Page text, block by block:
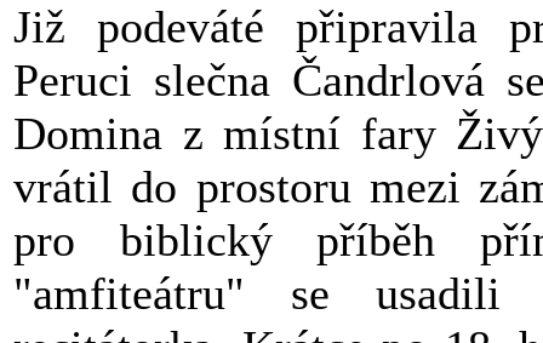
Již podeváté připravila
Peruci slečna Čandrlová
Domina z místní fary
vrátil do prostoru mezi
pro biblický příběh
"amfiteátru" se